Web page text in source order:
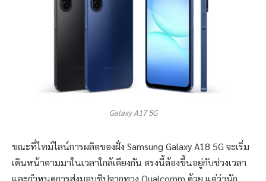
Galaxy A17 5G
ขณะที่ไทม์ไลน์การผลิตของฝั่ง Samsung Galaxy A18 5G จะเริ่ม
เดินหน้าตามมาในเวลาใกล้เคียงกัน ตรงนี้ต้องขึ้นอยู่กับช่วงเวลา
และกำหนดการส่งมอบชิปจากทาง Qualcomm ด้วย แต่ว่านัก